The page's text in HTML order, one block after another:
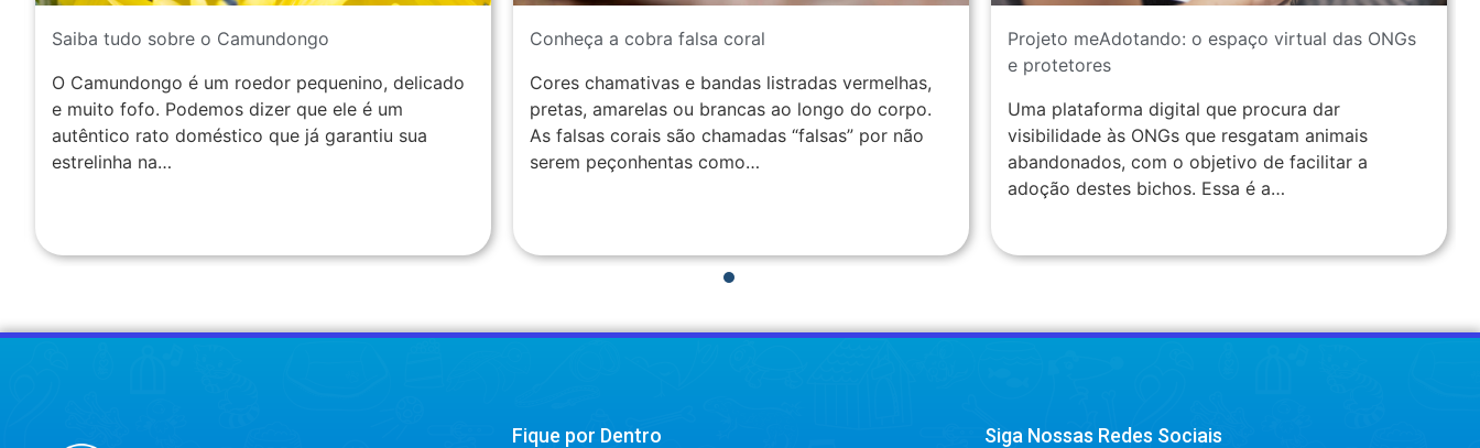
Saiba tudo sobre o Camundongo
O Camundongo é um roedor pequenino, delicado
e muito fofo. Podemos dizer que ele é um
autêntico rato doméstico que já garantiu sua
estrelinha na…
Conheça a cobra falsa coral
Cores chamativas e bandas listradas vermelhas,
pretas, amarelas ou brancas ao longo do corpo.
As falsas corais são chamadas “falsas” por não
serem peçonhentas como…
Projeto meAdotando: o espaço virtual das ONGs
e protetores
Uma plataforma digital que procura dar
visibilidade às ONGs que resgatam animais
abandonados, com o objetivo de facilitar a
adoção destes bichos. Essa é a…
Fique por Dentro Siga Nossas Redes Sociais